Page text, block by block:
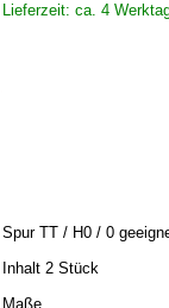
Lieferzeit: ca. 4
Spur TT / H0 / 0
Inhalt 2 Stück
Maße